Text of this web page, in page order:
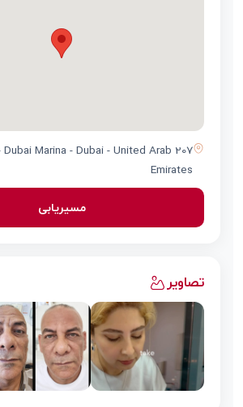
- Dubai Marina - Dubai - United Arab
Emirates
مسیریابی
تصاویر